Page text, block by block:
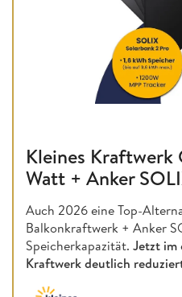
Kleines
Watt + Anker
Auch 2026 eine Top-
Balkonkraftwerk + Anker
Speicherkapazität. Jetzt im
Kraftwerk deutlich